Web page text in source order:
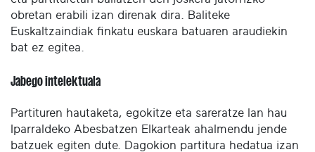
obretan erabili izan direnak dira. Baliteke
Euskaltzaindiak finkatu euskara batuaren araudiekin
bat ez egitea.
Jabego intelektuala
Partituren hautaketa, egokitze eta sareratze lan hau
Iparraldeko Abesbatzen Elkarteak ahalmendu jende
batzuek egiten dute. Dagokion partitura hedatua izan